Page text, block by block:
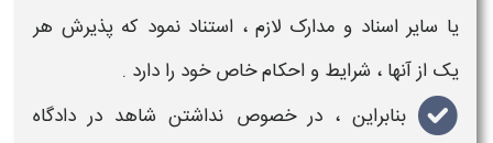
یا سایر اسناد و مدارک لازم ، استناد نمود که پذیرش هر
یک از آنها ، شرایط و احکام خاص خود را دارد .
بنابراین ، در خصوص نداشتن شاهد در دادگاه